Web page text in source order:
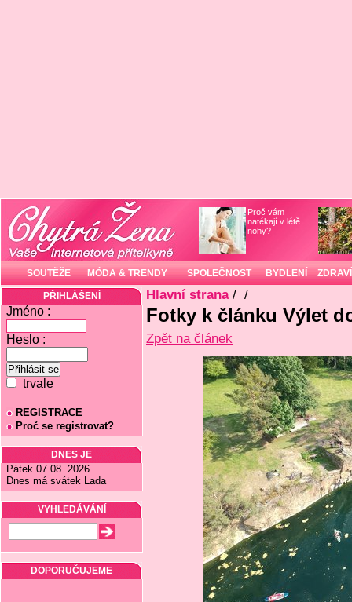
Proč vám
natékají v létě
nohy?
SOUTĚŽE MÓDA & TRENDY SPOLEČNOST BYDLENÍ ZDRAVÍ
PŘIHLÁŠENÍ
Jméno :
Heslo :
trvale
REGISTRACE
Proč se registrovat?
DNES JE
Pátek 07.08. 2026
Dnes má svátek Lada
VYHLEDÁVÁNÍ
DOPORUČUJEME
Hlavní strana/ /
Fotky k článku Výlet
Zpět na článek